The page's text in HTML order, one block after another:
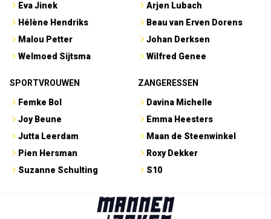
Eva Jinek
Hélène Hendriks
Malou Petter
Welmoed Sijtsma
Arjen Lubach
Beau van Erven Dorens
Johan Derksen
Wilfred Genee
SPORTVROUWEN
Femke Bol
Joy Beune
Jutta Leerdam
Pien Hersman
Suzanne Schulting
ZANGERESSEN
Davina Michelle
Emma Heesters
Maan de Steenwinkel
Roxy Dekker
S10